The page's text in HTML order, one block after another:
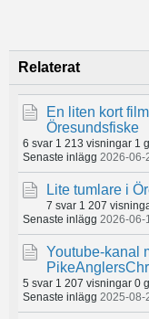
Relaterat
En liten kort
Öresundsfiske
6 svar 1 213 visningar 1
Senaste inlägg 2026-06-
Lite tumlare i
7 svar 1 207
Senaste inlägg 2026-06-
Youtube-kanal
5 svar 1 207 visningar 0
Senaste inlägg 2025-08-